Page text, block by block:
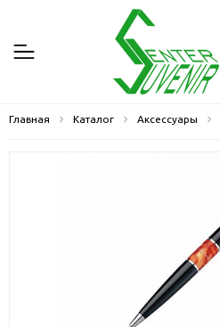
Главная Каталог Аксессуары